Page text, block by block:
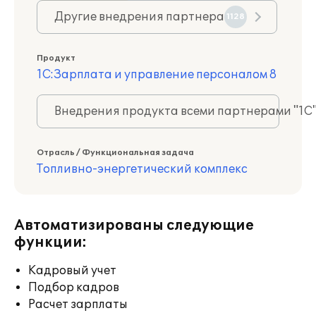
Другие внедрения партнера 1128
Продукт
1С:Зарплата и управление персоналом 8
Внедрения продукта всеми партнерами
Отрасль / Функциональная задача
Топливно-энергетический комплекс
Автоматизированы следующие
функции:
Кадровый учет
Подбор кадров
Расчет зарплаты